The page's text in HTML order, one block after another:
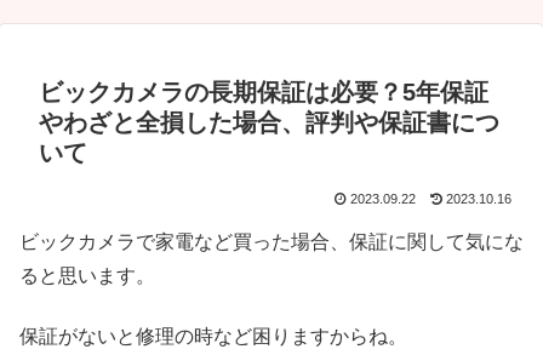
ビックカメラの長期保証は必要？5年保証
やわざと全損した場合、評判や保証書につ
いて
2023.09.22 2023.10.16
ビックカメラで家電など買った場合、保証に関して気にな
ると思います。
保証がないと修理の時など困りますからね。